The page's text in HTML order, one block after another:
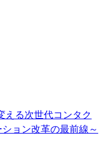
える次世代コンタク
ョン改革の最前線～